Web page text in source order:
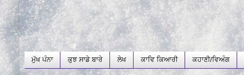
ਮੁੱਖ ਪੰਨਾ ਕੁਝ ਸਾਡੇ ਬਾਰੇ ਲੇਖ ਕਾਵਿ ਕਿਆਰੀ ਕਹਾਣੀ/ਵਿਅੰਗ